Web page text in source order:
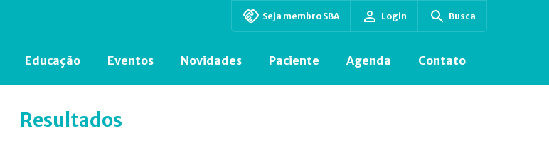
Seja membro SBA Login Busca
Educação Eventos Novidades Paciente Agenda Contato
Resultados